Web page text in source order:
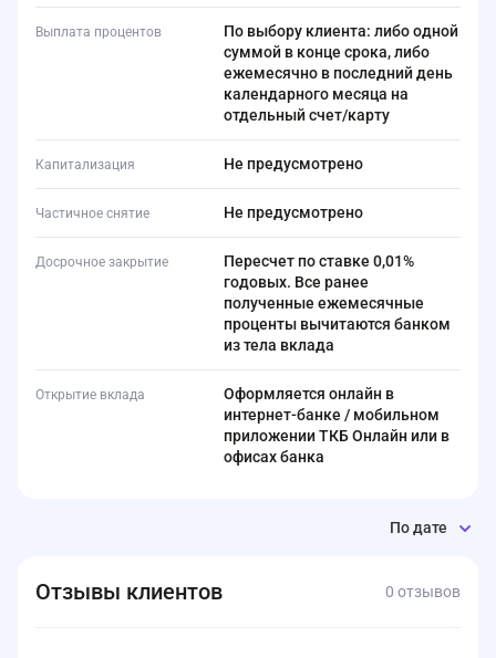
Выплата процентов
По выбору клиента: либо одной
суммой в конце срока, либо
ежемесячно в последний день
календарного месяца на
отдельный счет/карту
Капитализация Не предусмотрено
Частичное снятие Не предусмотрено
Досрочное закрытие
Пересчет по ставке 0,01%
годовых. Все ранее
полученные ежемесячные
проценты вычитаются банком
из тела вклада
Открытие вклада
Оформляется онлайн в
интернет-банке / мобильном
приложении ТКБ Онлайн или в
офисах банка
По дате
Отзывы клиентов 0 отзывов